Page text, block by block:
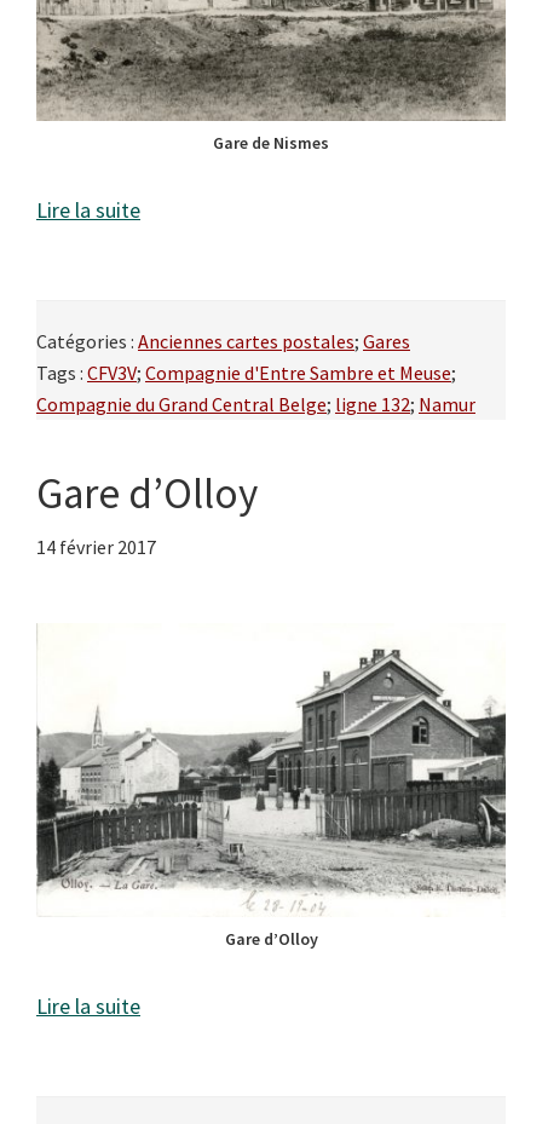
Gare de Nismes
Lire la suite
Catégories : Anciennes cartes postales; Gares
Tags : CFV3V; Compagnie d'Entre Sambre et Meuse;
Compagnie du Grand Central Belge; ligne 132; Namur
Gare d’Olloy
14 février 2017
Gare d’Olloy
Lire la suite